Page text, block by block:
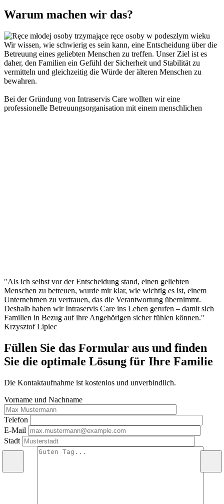
Warum machen wir das?
Wir wissen, wie schwierig es sein kann, eine Entscheidung über die
Betreuung eines geliebten Menschen zu treffen. Unser Ziel ist es
daher, den Familien ein Gefühl der Sicherheit und Stabilität zu
vermitteln und gleichzeitig die Würde der älteren Menschen zu
bewahren.
Bei der Gründung von Intraservis Care wollten wir eine
professionelle Betreuungsorganisation mit einem menschlichen
"Als ich selbst vor der Entscheidung stand, einen geliebten
Menschen zu betreuen, wurde mir klar, wie wichtig es ist, einem
Unternehmen zu vertrauen, das die Verantwortung übernimmt.
Deshalb haben wir Intraservis Care ins Leben gerufen – damit sich
Familien in Bezug auf ihre Angehörigen sicher fühlen können."
Krzysztof Lipiec
Füllen Sie das Formular aus und finden
Sie die optimale Lösung für Ihre Familie
Die Kontaktaufnahme ist kostenlos und unverbindlich.
Vorname und Nachname
Telefon
E-Mail
Stadt